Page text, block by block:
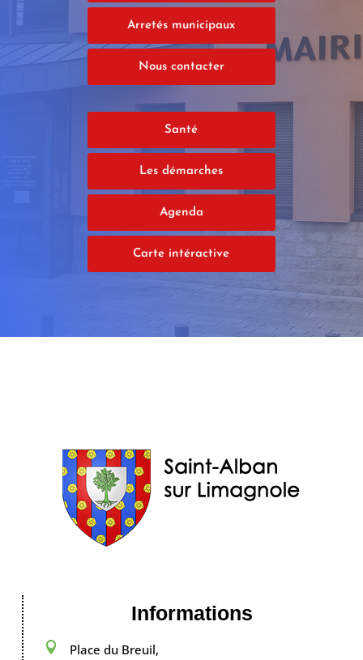
Arretés municipaux
Nous contacter
Santé
Les démarches
Agenda
Carte intéractive
Informations

Place du Breuil,